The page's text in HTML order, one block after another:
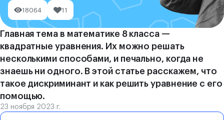
18064 11
Главная тема в математике 8 класса —
квадратные уравнения. Их можно решать
несколькими способами, и печально, когда не
знаешь ни одного. В этой статье расскажем, что
такое дискриминант и как решить уравнение с его
помощью.
23 ноября 2023 г.